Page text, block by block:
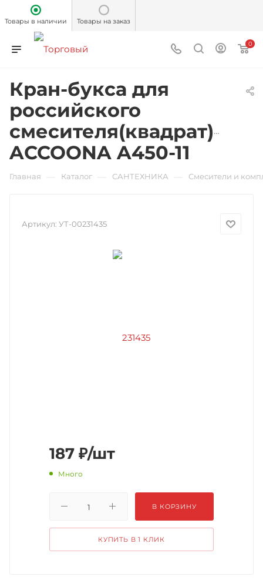
Товары в наличии Товары на заказ
0
Кран-букса для
российского
ACCOONA A450-11
Главная Каталог САНТЕХНИКА Смесители и
Артикул: УТ-00231435
187 ₽/шт
Много
В КОРЗИНУ
КУПИТЬ В 1 КЛИК